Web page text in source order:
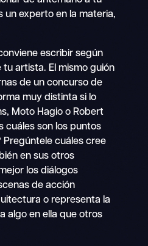
un experto en la materia,
escribir según
artista. El mismo guión
de un concurso de
muy distinta si lo
Moto Hagio o Robert
cuáles son los puntos
cuáles cree
en sus otros
los diálogos
de acción
o representa la
algo en ella que otros